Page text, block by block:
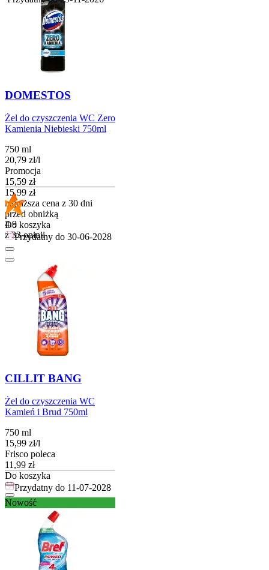
DOMESTOS
Żel do czyszczenia WC Zero
Kamienia Niebieski 750ml
750 ml
20,79 zł/l
Promocja
Cena promocyjna
15,59 zł
15,99 zł
najniższa cena z 30 dni
przed obniżką
Do koszyka
Przydatny do 30-06-2028
4.9
z 33 opinii
CILLIT BANG
Żel do czyszczenia WC
Kamień i Brud 750ml
750 ml
15,99 zł/l
Frisco poleca
Cena
11,99 zł
Do koszyka
Przydatny do 11-07-2028
Nowość